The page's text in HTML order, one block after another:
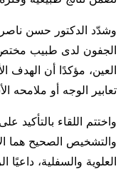
وشدّد الدكتور حسن
الجفون لدى طبيب
العين، مؤكدًا أن الهدف
تعابير الوجه أو ملامحه
واختتم اللقاء بالتأكيد
والتشخيص الصحيح هما
العلوية والسفلية،